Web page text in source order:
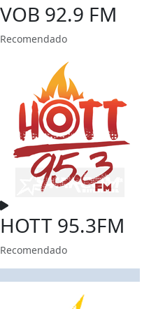
VOB 92.9 FM
Recomendado
HOTT 95.3FM
Recomendado